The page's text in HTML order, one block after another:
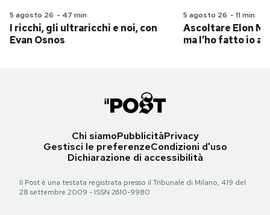
5 agosto 26 - 47 min
I ricchi, gli ultraricchi e noi, con
Evan Osnos
5 agosto 26 - 11 min
Ascoltare Elon
ma l’ho fatto io
Chi siamoPubblicitàPrivacy
Gestisci le preferenzeCondizioni d'uso
Dichiarazione di accessibilità
Il Post è una testata registrata presso il Tribunale di Milano, 419 del
28 settembre 2009 - ISSN 2610-9980